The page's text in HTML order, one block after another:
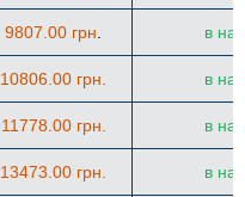
9807.00 грн в
10806.00 грн. в
11778.00 грн. в
13473.00 грн. в